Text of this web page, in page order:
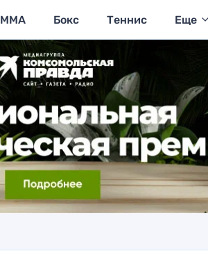
MMA Бокс Теннис Еще